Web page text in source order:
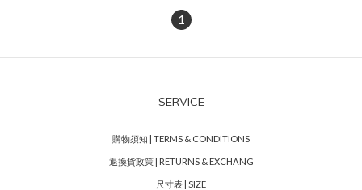
1
SERVICE
購物須知 | TERMS & CONDITIONS
退換貨政策 | RETURNS & EXCHANG
尺寸表 | SIZE